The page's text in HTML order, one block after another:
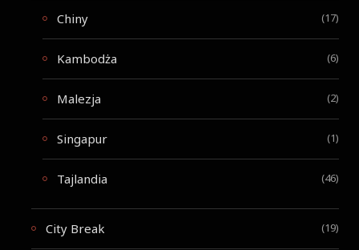
Chiny (17)
Kambodża (6)
Malezja (2)
Singapur (1)
Tajlandia (46)
City Break (19)